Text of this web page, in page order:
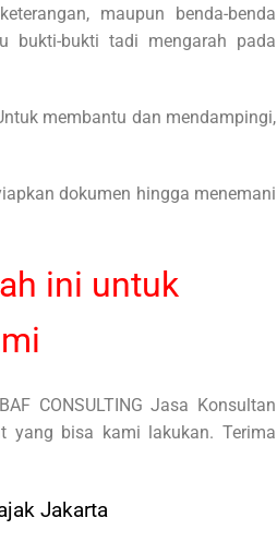
maupun benda-benda
bukti-bukti tadi mengarah pada
membantu dan mendampingi,
dokumen hingga menemani
ini untuk
CONSULTING Jasa Konsultan
yang bisa kami lakukan. Terima
Jakarta